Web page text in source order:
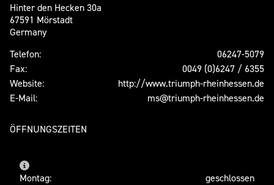
Hinter den Hecken 30a
67591 Mörstadt
Germany
Telefon:
06247-5079
Fax:
0049 (0)6247 / 6355
Website:
http://www.triumph-rheinhessen.de
E-Mail:
ms@triumph-rheinhessen.de
ÖFFNUNGSZEITEN
Montag:
geschlossen